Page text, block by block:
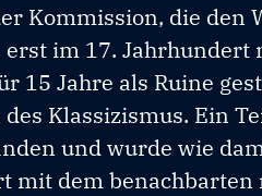
Kommission, die den
erst im 17.
Jahre als Ruine
Klassizismus. Ein
und wurde wie
mit dem